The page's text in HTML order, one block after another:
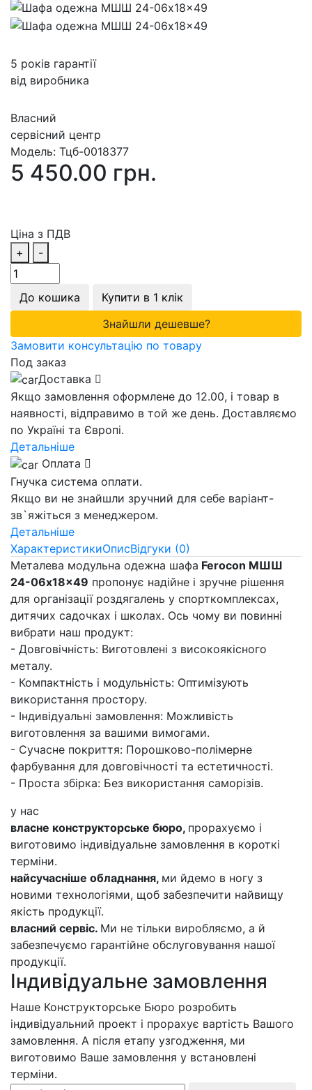
5 років гарантії
від виробника
Власний
сервісний центр
Модель: Тцб-0018377
5 450.00 грн.
Ціна з ПДВ
+
-
До кошика
Купити в 1 клік
Знайшли дешевше?
Замовити консультацію по товару
Под заказ
Доставка
Якщо замовлення оформлене до 12.00, і товар в
наявності, відправимо в той же день. Доставляємо
по Україні та Європі.
Детальніше
Оплата
Гнучка система оплати.
Якщо ви не знайшли зручний для себе варіант-
зв`яжіться з менеджером.
Детальніше
ХарактеристикиОписВідгуки (0)
Металева модульна одежна шафа Ferocon МШШ
24-06x18x49 пропонує надійне і зручне рішення
для організації роздягалень у спорткомплексах,
дитячих садочках і школах. Ось чому ви повинні
вибрати наш продукт:
- Довговічність: Виготовлені з високоякісного
металу.
- Компактність і модульність: Оптимізують
використання простору.
- Індивідуальні замовлення: Можливість
виготовлення за вашими вимогами.
- Сучасне покриття: Порошково-полімерне
фарбування для довговічності та естетичності.
- Проста збірка: Без використання саморізів.
у нас
власне конструкторське бюро, прорахуємо і
виготовимо індивідуальне замовлення в короткі
терміни.
найсучасніше обладнання, ми йдемо в ногу з
новими технологіями, щоб забезпечити найвищу
якість продукції.
власний сервіс. Ми не тільки виробляємо, а й
забезпечуємо гарантійне обслуговування нашої
продукції.
Індивідуальне замовлення
Наше Конструкторське Бюро розробить
індивідуальний проект і прорахує вартість Вашого
замовлення. А після етапу узгодження, ми
виготовимо Ваше замовлення у встановлені
терміни.